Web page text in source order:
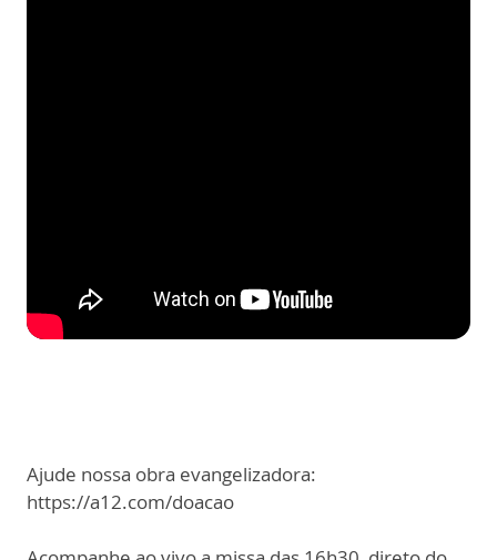
Ajude nossa obra evangelizadora:
https://a12.com/doacao